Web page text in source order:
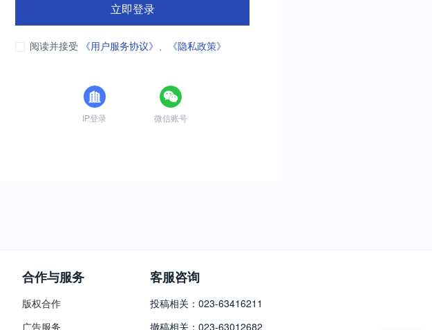
立即登录
阅读并接受 《用户服务协议》 、 《隐私政策》
IP登录 微信账号
合作与服务
版权合作
广告服务
客服咨询
投稿相关：023-63416211
撤稿相关：023-63012682